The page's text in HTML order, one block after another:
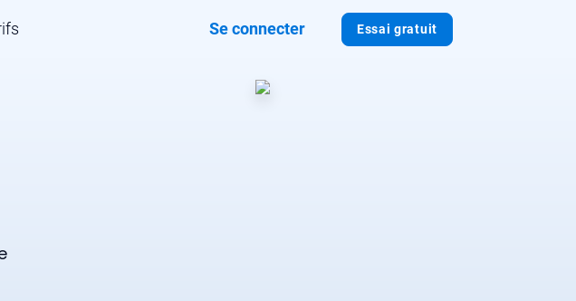
Essai gratuit
Se connecter